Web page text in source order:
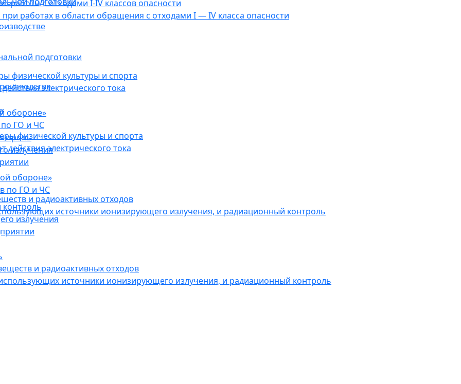
физической культуры и спорта
электрического тока
обороне»
ГО и ЧС
излучения
и радиоактивных отходов
источники ионизирующего излучения, и радиационный контроль
работы с отходами I-IV классов опасности
работах в области обращения с отходами I — IV класса опасности
подготовки
физической культуры и спорта
электрического тока
обороне»
по ГО и ЧС
контроль
излучения
и радиоактивных отходов
источники ионизирующего излучения, и радиационный контроль